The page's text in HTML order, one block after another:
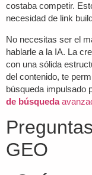
costaba competir.
necesidad de link
No necesitas ser el
hablarle a la IA. La
con una sólida
del contenido, te
búsqueda impulsado
de búsqueda
GEO